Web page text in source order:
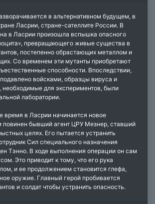
в альтернативном будущем, в
Ласрии, стране-сателлите России. В
в Ласрии произошла вспышка опасного
превращающего живые существа в
постепенно обрастающих металлом и
Со временем эти мутанты приобретают
способности. Впоследствии,
войсками, образцы вируса и
необходимые для экспериментов, были
лаборатории.
время в Ласрии начинается новое
повинен бывший агент ЦРУ Мезнер, ставший
целях. Его пытается устранить
Сил специального назначения
Тэнно. В ходе выполнения операции он сам
Это приводит к тому, что его рука
и ее продолжением становится глефа,
оружие. Главный герой пробивается
и солдат чтобы устранить опасность.